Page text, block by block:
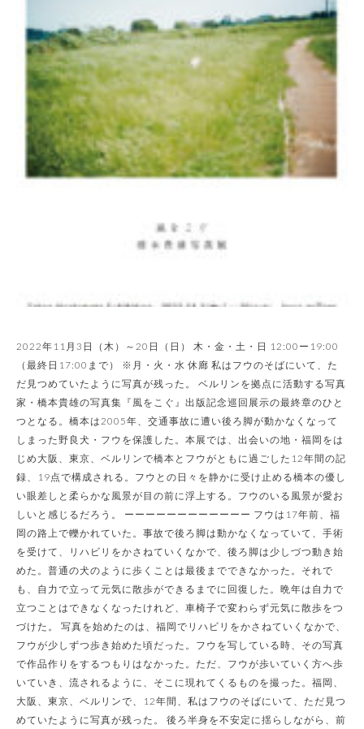
2022年11月3日（木）～20日（日） 木・金・土・日 12:00ー19:00
（最終日17:00まで） ※月・火・水 休廊 私はフウのそばにいて、た
だ見つめていたように写真が残った。 ベルリンを拠点に活動する写真
家・橋本貴雄の写真集『風をこぐ』出版記念巡回展示の最終章のひと
つとなる。橋本は2005年、交通事故に遭い後ろ脚が動かなくなって
しまった野良犬・フウを保護した。本展では、出会いの地・福岡をは
じめ大阪、東京、ベルリンで橋本とフウがともに過ごした12年間の記
録、19点で構成される。フウとの日々を静かに受け止める橋本の優し
い眼差しと柔らかな風景が目の前に浮上する。フウのいる風景が愛お
しいと感じるだろう。 ーーーーーーーーーーーー フウは17年前、福
岡の路上で轢かれていた。事故で後ろ脚は動かなくなっていて、手術
を受けて、リハビリをかさねていくなかで、後ろ脚は少しづつ動き始
めた。普通の犬のように歩くことは最後までできなかった。それで
も、自力で立って元気に散歩ができるまでに回復した。晩年は自力で
立つことはできなくなったけれど、車椅子で変わらず元気に散歩をつ
づけた。 写真を始めたのは、福岡でリハビリをかさねていくなかで、
フウが少しずつ歩き始めた頃だった。フウを写している時、その写真
で作品作りをするつもりはなかった。ただ、フウが歩いていく方へ歩
いていき、流されるように、そこに現れてくるものを撮った。福岡、
大阪、東京、ベルリンで、12年間、私はフウのそばにいて、ただ見つ
めていたように写真が残った。 後ろ半身を不安定に揺らしながら、前